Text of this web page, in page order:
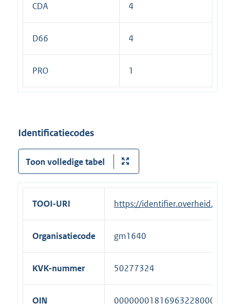
CDA 4
D66 4
PRO 1
Identificatiecodes
Toon volledige tabel
TOOI-URI https://
Organisatiecode gm1640
KVK-nummer 50277324
OIN 00000001816963228000